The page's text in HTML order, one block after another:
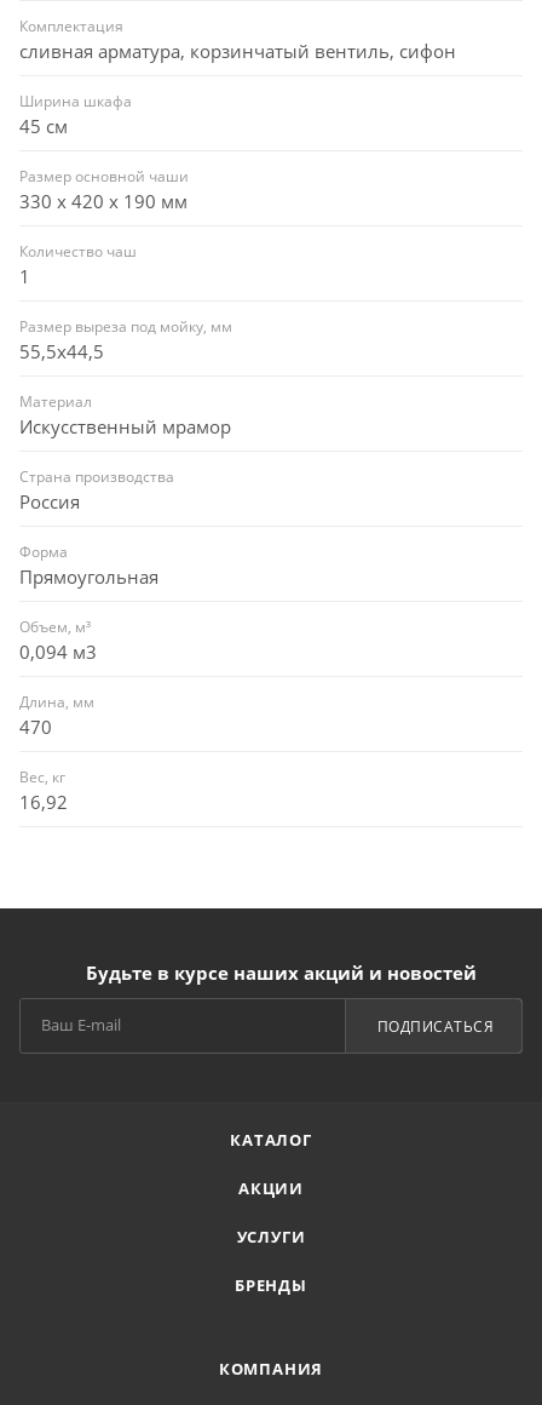
Комплектация
сливная арматура, корзинчатый вентиль, сифон
Ширина шкафа
45 см
Размер основной чаши
330 х 420 х 190 мм
Количество чаш
1
Размер выреза под мойку, мм
55,5x44,5
Материал
Искусственный мрамор
Страна производства
Россия
Форма
Прямоугольная
Объем, м³
0,094 м3
Длина, мм
470
Вес, кг
16,92
Будьте в курсе наших акций и новостей
ПОДПИСАТЬСЯ
КАТАЛОГ
АКЦИИ
УСЛУГИ
БРЕНДЫ
КОМПАНИЯ